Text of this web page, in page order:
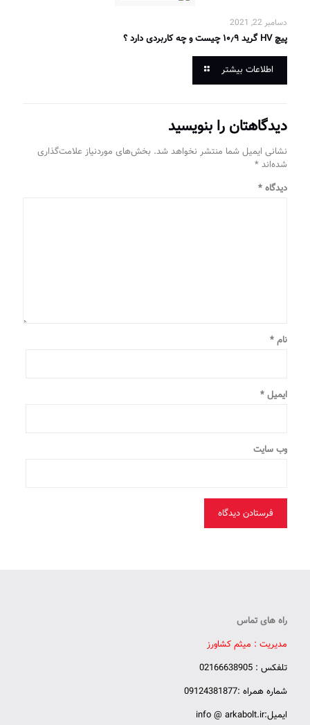
دسامبر 22, 2021
پیچ HV گرید ۱۰٫۹ چیست و چه کاربردی دارد ؟
اطلاعات بیشتر
دیدگاهتان را بنویسید
نشانی ایمیل شما منتشر نخواهد شد. بخش‌های موردنیاز علامت‌گذاری
شده‌اند *
دیدگاه *
نام *
ایمیل *
وب‌ سایت
راه های تماس
مدیریت : میثم کشاورز
تلفکس : 02166638905
شماره همراه :09124381877
ایمیل:info @ arkabolt.ir